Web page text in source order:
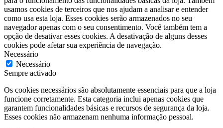
usamos cookies de terceiros que nos ajudam a analisar e entender
como usa esta loja. Esses cookies serão armazenados no seu
navegador apenas com o seu consentimento. Você também tem a
opção de desativar esses cookies. A desativação de alguns desses
cookies pode afetar sua experiência de navegação.
Necessário
Necessário
Sempre activado
Os cookies necessários são absolutamente essenciais para que a loja
funcione corretamente. Esta categoria inclui apenas cookies que
garantem funcionalidades básicas e recursos de segurança da loja.
Esses cookies não armazenam nenhuma informação pessoal.